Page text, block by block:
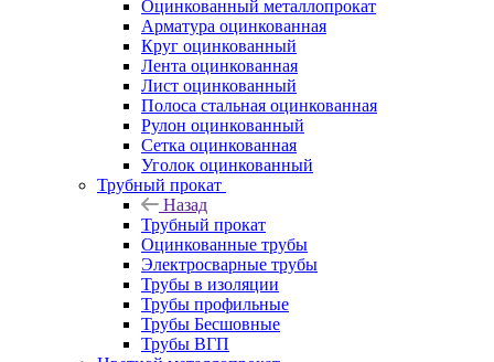
Оцинкованный металлопрокат
Арматура оцинкованная
Круг оцинкованный
Лента оцинкованная
Лист оцинкованный
Полоса стальная оцинкованная
Рулон оцинкованный
Сетка оцинкованная
Уголок оцинкованный
Трубный прокат
Назад
Трубный прокат
Оцинкованные трубы
Электросварные трубы
Трубы в изоляции
Трубы профильные
Трубы Бесшовные
Трубы ВГП